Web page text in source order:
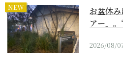
NEW
お盆休
アー」
2026/08/